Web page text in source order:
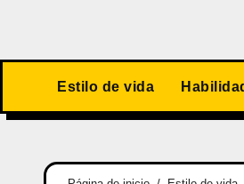
Estilo de vida